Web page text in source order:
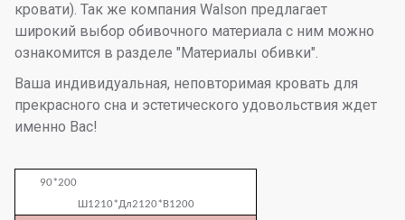
кровати). Так же компания Walson предлагает
широкий выбор обивочного материала с ним можно
ознакомится в разделе "Материалы обивки".
Ваша индивидуальная, неповторимая кровать для
прекрасного сна и эстетического удовольствия ждет
именно Вас!
90*200
Ш1210*Дл2120*В1200